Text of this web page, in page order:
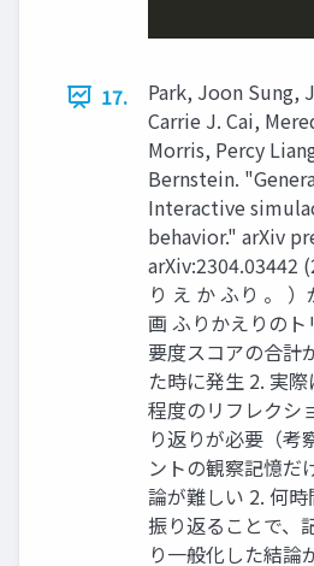
17.
Park, Joon Sung,
Carrie J. Cai,
Morris, Percy
Bernstein.
Interactive
behavior." arXiv
arXiv:2304.03442
り え か ふり 。
画 ふりかえりの
要度スコアの合計
た時に発生 2. 実
程度のリフレクシ
り返りが必要（考
ントの観察記憶だ
論が難しい 2. 何
振り返ることで、
り一般化した結論